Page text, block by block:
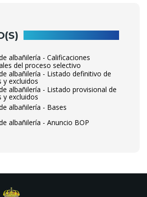
albañilería - Calificaciones
del proceso selectivo
albañilería - Listado definitivo de
y excluidos
albañilería - Listado provisional de
y excluidos
albañilería - Bases
albañilería - Anuncio BOP